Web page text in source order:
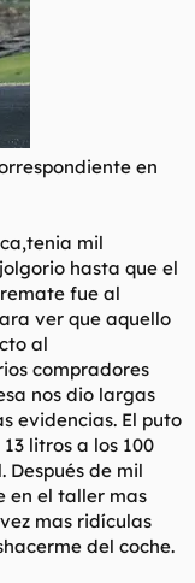
en
mil
hasta que el
fue al
ver que aquello
al
compradores
nos dio largas
evidencias. El puto
litros a los 100
Después de mil
en el taller mas
mas ridículas
del coche.